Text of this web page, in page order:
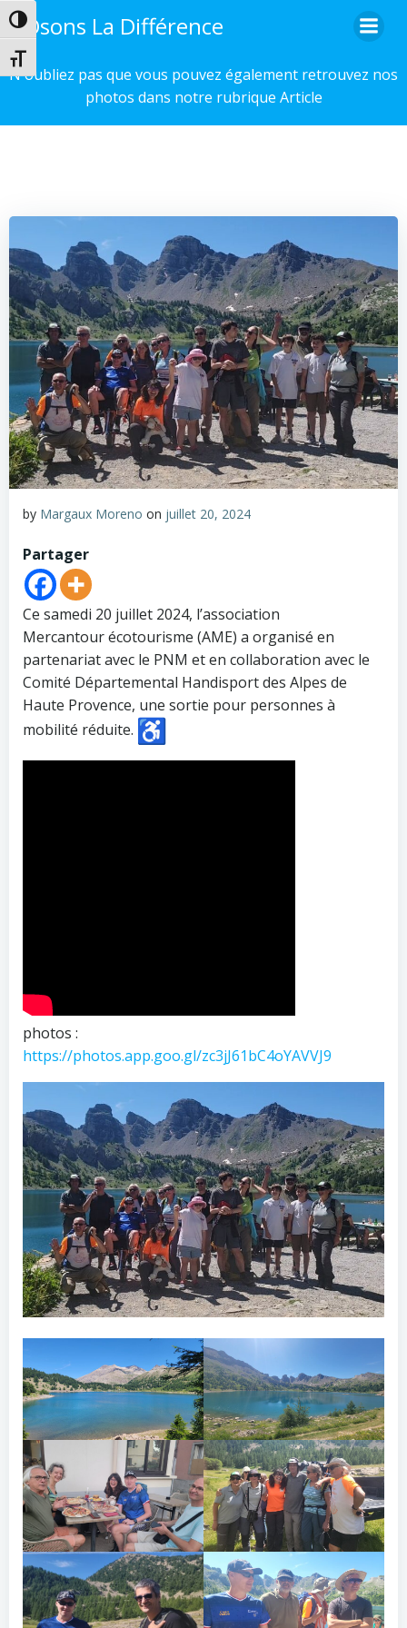
Passer en contraste élevé
Changer la taille de la police
au
Osons La Différence
N'oubliez pas que vous pouvez également retrouvez nos
photos dans notre rubrique Article
by Margaux Moreno on juillet 20, 2024
Partager
Ce samedi 20 juillet 2024, l’association
Mercantour écotourisme (AME) a organisé en
partenariat avec le PNM et en collaboration avec le
Comité Départemental Handisport des Alpes de
Haute Provence, une sortie pour personnes à
mobilité réduite.
photos :
https://photos.app.goo.gl/zc3jJ61bC4oYAVVJ9